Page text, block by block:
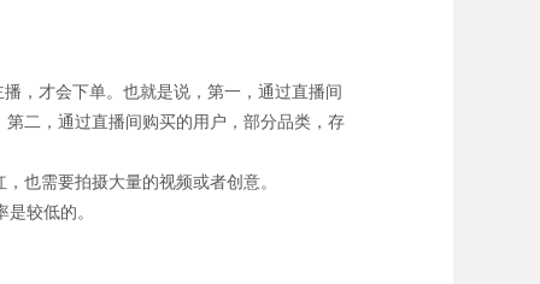
，才会下单。也就是说，第一，通过直播间
二，通过直播间购买的用户，部分品类，存
也需要拍摄大量的视频或者创意。
较低的。